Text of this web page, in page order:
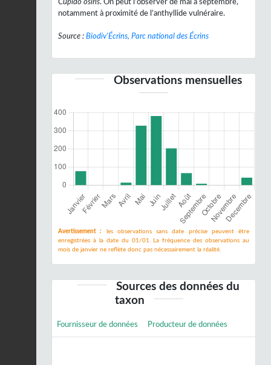
Cupido osiris. On peut l’observer de mai à septembre,
notamment à proximité de l’anthyllide vulnéraire.
Source : Biodiv'Écrins, Parc national des Écrins
Observations mensuelles
Avertissement :
les observations sans date précise peuvent être
enregistrées à la date du 01/01. La fréquence des observations au
mois de janvier ne reflète donc pas nécessairement la réalité.
Sources des données du
taxon
Fournisseur de données Producteur de données